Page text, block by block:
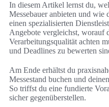
In diesem Artikel lernst du,
Messebauer anbieten und wie
einen spezialisierten
Angebote vergleichst, worauf
Verarbeitungsqualität achten
und Deadlines zu bewerten
Am Ende erhältst du
Messestand buchen und
So triffst du eine fundierte
sicher gegenüberstellen.